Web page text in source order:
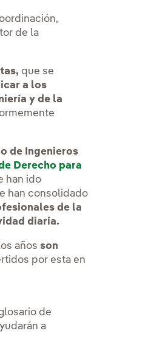
de la
que se
a los
y de la
de Ingenieros
Derecho para
han ido
han consolidado
de la
diaria.
años son
por esta en
ventana nueva.
de
a